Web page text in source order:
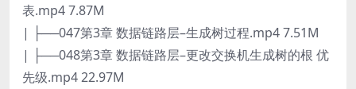
表.mp4 7.87M
| ├──047第3章 数据链路层–生成树过程.mp4 7.51M
| ├──048第3章 数据链路层–更改交换机生成树的根 优
先级.mp4 22.97M